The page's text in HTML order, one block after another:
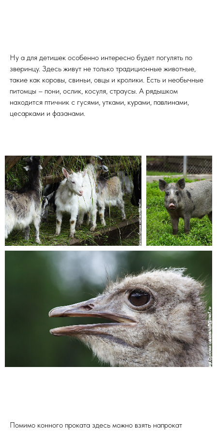
Ну а для детишек особенно интересно будет погулять по
зверинцу. Здесь живут не только традиционные животные,
такие как коровы, свиньи, овцы и кролики. Есть и необычные
питомцы – пони, ослик, косуля, страусы. А рядышком
находится птичник с гусями, утками, курами, павлинами,
цесарками и фазанами.
Помимо конного проката здесь можно взять напрокат